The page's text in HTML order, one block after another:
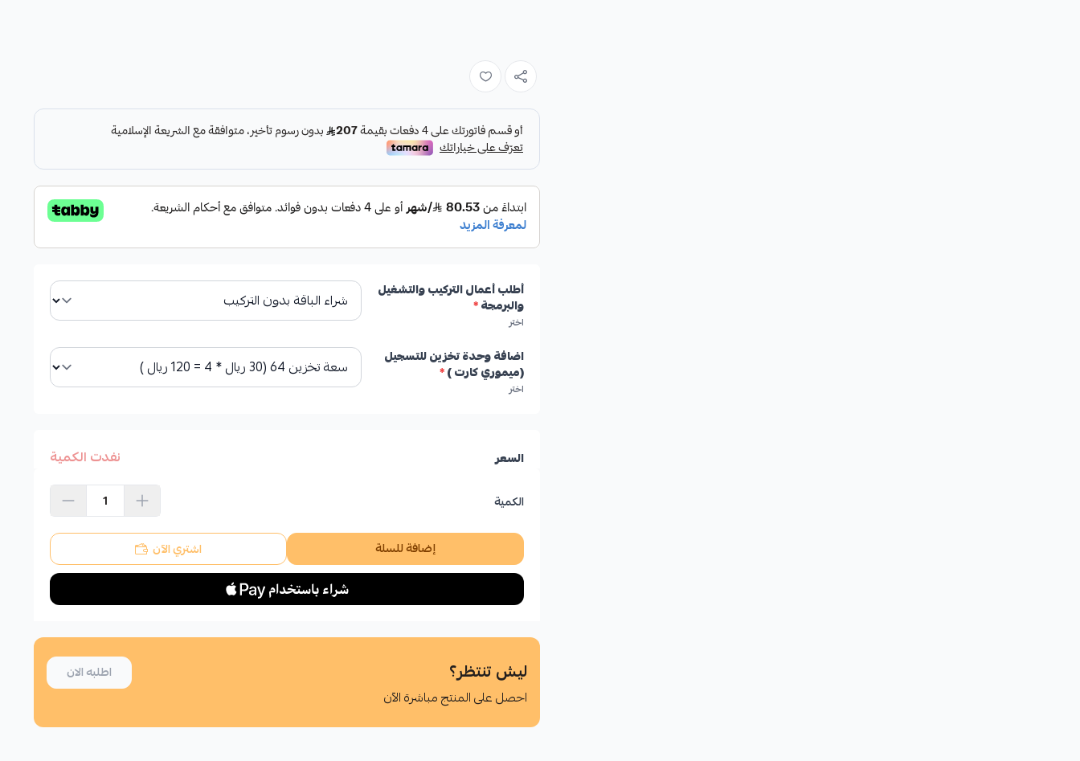
أطلب أعمال التركيب والتشغيل
والبرمجة*
اختر
اضافة وحدة تخزين للتسجيل
(ميموري كارت )*
اختر
السعر نفدت الكمية
الكمية
إضافة للسلة اشتري الآن
ليش تنتظر؟
احصل على المنتج مباشرة الآن
اطلبه الان